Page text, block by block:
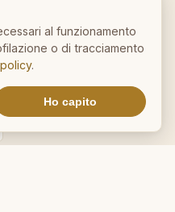
DizionarioSinonimi.com
al funzionamento
o di tracciamento
.
Ho capito